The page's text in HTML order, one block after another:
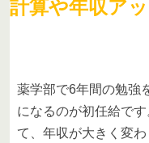
計算や年収ア
薬学部で6年間の勉強
になるのが初任給で
て、年収が大きく変